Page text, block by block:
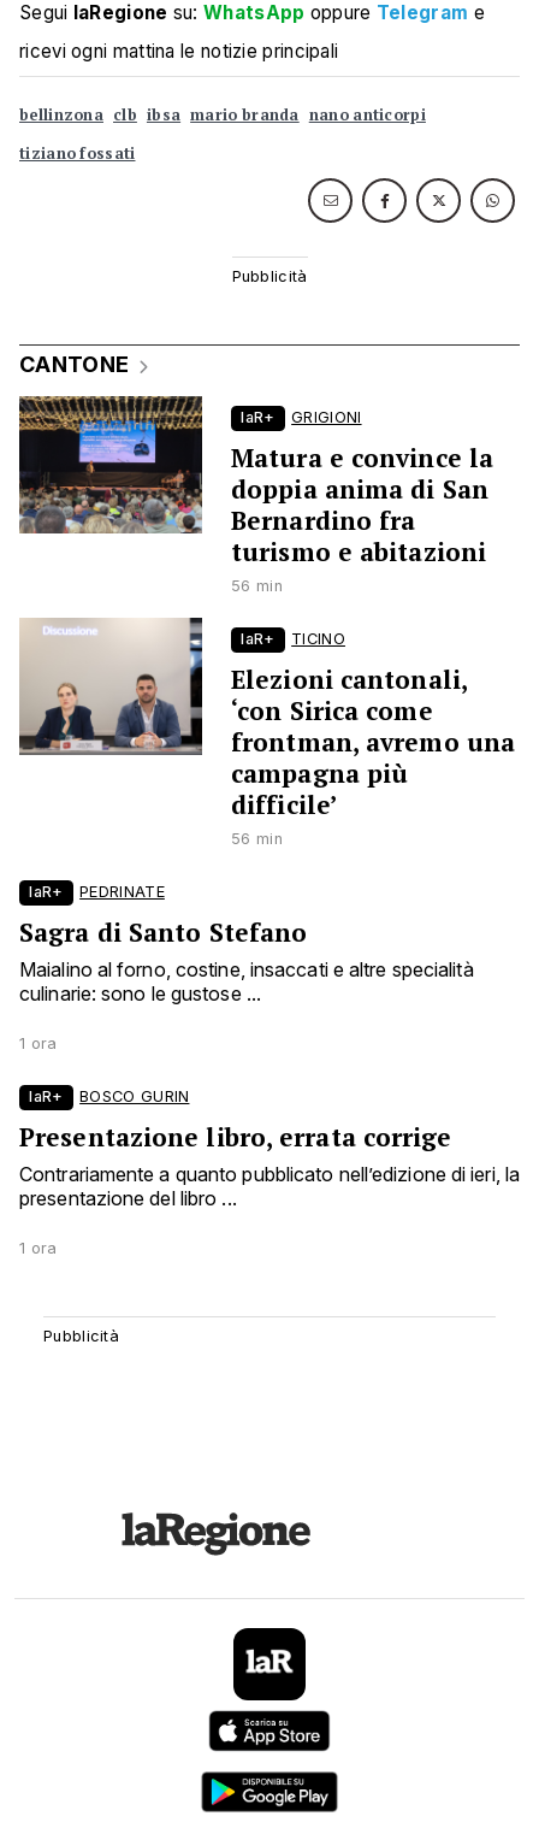
Segui laRegione su:WhatsApp oppure Telegram e
ricevi ogni mattina le notizie principali
bellinzona clb ibsa mario branda nano anticorpi
tiziano fossati
CANTONE
laR+ GRIGIONI
Matura e convince la
doppia anima di San
Bernardino fra
turismo e abitazioni
56 min
laR+ TICINO
Elezioni cantonali,
‘con Sirica come
frontman, avremo una
campagna più
difficile’
56 min
laR+ PEDRINATE
Sagra di Santo Stefano
Maialino al forno, costine, insaccati e altre specialità
culinarie: sono le gustose ...
1 ora
laR+ BOSCO GURIN
Presentazione libro, errata corrige
Contrariamente a quanto pubblicato nell’edizione di ieri, la
presentazione del libro ...
1 ora